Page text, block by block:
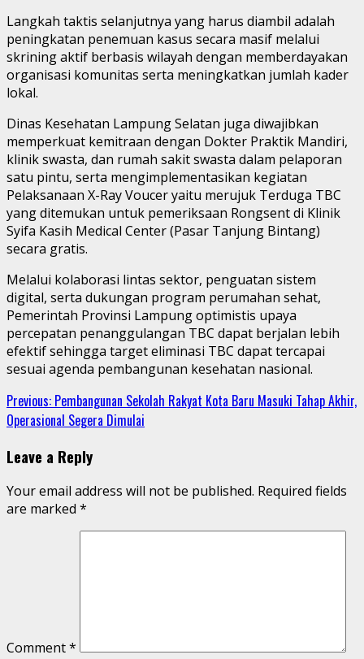
Langkah taktis selanjutnya yang harus diambil adalah
peningkatan penemuan kasus secara masif melalui
skrining aktif berbasis wilayah dengan memberdayakan
organisasi komunitas serta meningkatkan jumlah kader
lokal.
Dinas Kesehatan Lampung Selatan juga diwajibkan
memperkuat kemitraan dengan Dokter Praktik Mandiri,
klinik swasta, dan rumah sakit swasta dalam pelaporan
satu pintu, serta mengimplementasikan kegiatan
Pelaksanaan X-Ray Voucer yaitu merujuk Terduga TBC
yang ditemukan untuk pemeriksaan Rongsent di Klinik
Syifa Kasih Medical Center (Pasar Tanjung Bintang)
secara gratis.
Melalui kolaborasi lintas sektor, penguatan sistem
digital, serta dukungan program perumahan sehat,
Pemerintah Provinsi Lampung optimistis upaya
percepatan penanggulangan TBC dapat berjalan lebih
efektif sehingga target eliminasi TBC dapat tercapai
sesuai agenda pembangunan kesehatan nasional.
Continue
Reading
Previous: Pembangunan Sekolah Rakyat Kota Baru Masuki Tahap Akhir,
Operasional Segera Dimulai
Leave a Reply
Your email address will not be published. Required fields
are marked *
Comment*